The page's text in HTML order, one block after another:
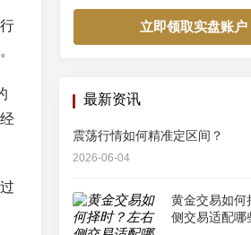
立即领取实盘账户
最新资讯
震荡行情如何精准定区间？
2026-06-04
黄金交易如何
侧交易适配哪